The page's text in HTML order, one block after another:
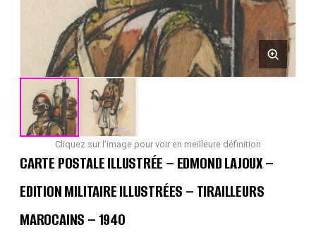
Cliquez sur l'image pour voir en meilleure définition
CARTE POSTALE ILLUSTRÉE – EDMOND LAJOUX –
EDITION MILITAIRE ILLUSTRÉES – TIRAILLEURS
MAROCAINS – 1940